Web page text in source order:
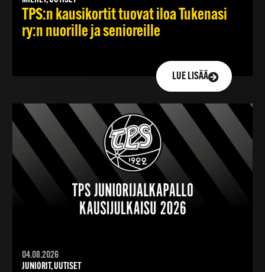
TPS:n kausikortit tuovat iloa Tukenasi
ry:n nuorille ja senioreille
LUE LISÄÄ
04.08.2026
JUNIORIT, UUTISET